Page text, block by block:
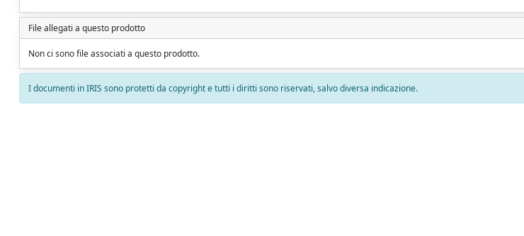
File allegati a questo prodotto
Non ci sono file associati a questo prodotto.
I documenti in IRIS sono protetti da copyright e tutti i diritti sono riservati, salvo diversa indicazione.